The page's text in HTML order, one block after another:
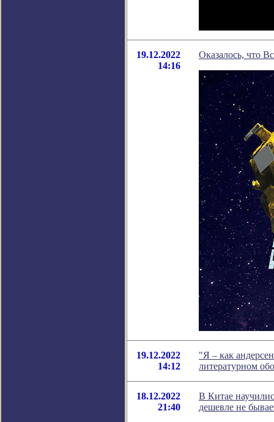
19.12.2022
14:16
Оказалось, что
19.12.2022
14:12
"Я – как
литературном
18.12.2022
21:40
В Китае
дешевле не